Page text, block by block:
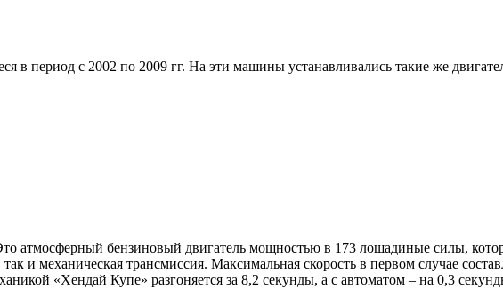
в период с 2002 по 2009 гг. На эти машины устанавливались такие же
атмосферный бензиновый двигатель мощностью в 173 лошадиные силы,
и механическая трансмиссия. Максимальная скорость в первом случае
«Хендай Купе» разгоняется за 8,2 секунды, а с автоматом – на 0,3